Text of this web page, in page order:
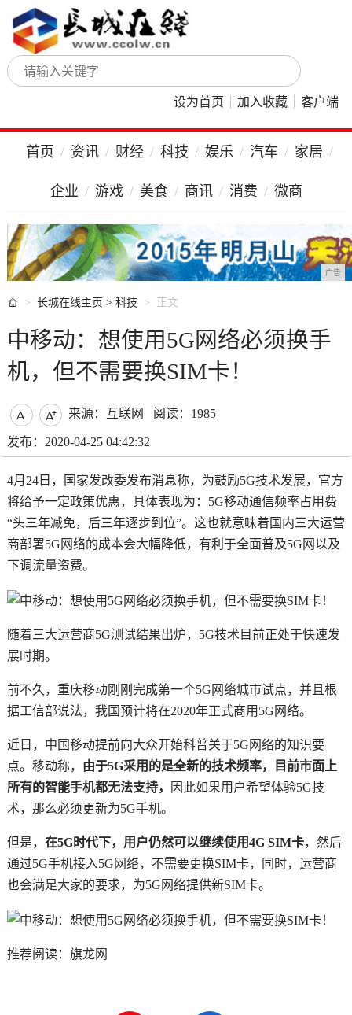
设为首页 加入收藏 客户端
首页 资讯 财经 科技 娱乐 汽车 家居
企业 游戏 美食 商讯 消费 微商
广告
 长城在线主页 > 科技 正文
中移动：想使用5G网络必须换手
机，但不需要换SIM卡！
  来源：互联网 阅读：1985
发布：2020-04-25 04:42:32
4月24日，国家发改委发布消息称，为鼓励5G技术发展，官方
将给予一定政策优惠，具体表现为：5G移动通信频率占用费
“头三年减免，后三年逐步到位”。这也就意味着国内三大运营
商部署5G网络的成本会大幅降低，有利于全面普及5G网以及
下调流量资费。
随着三大运营商5G测试结果出炉，5G技术目前正处于快速发
展时期。
前不久，重庆移动刚刚完成第一个5G网络城市试点，并且根
据工信部说法，我国预计将在2020年正式商用5G网络。
近日，中国移动提前向大众开始科普关于5G网络的知识要
点。移动称， 由于5G采用的是全新的技术频率，目前市面上
所有的智能手机都无法支持，
因此如果用户希望体验5G技
术，那么必须更新为5G手机。
但是， 在5G时代下，用户仍然可以继续使用4G SIM卡，然后
通过5G手机接入5G网络，不需要更换SIM卡，同时，运营商
也会满足大家的要求，为5G网络提供新SIM卡。
推荐阅读： 旗龙网